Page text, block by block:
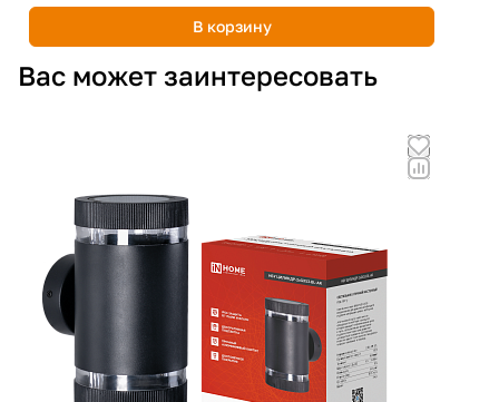
В корзину
Вас может заинтересовать